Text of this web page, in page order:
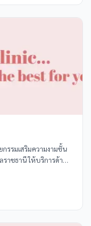
รมเสริมความงามชั้น
าชธานี ให้บริการด้าน